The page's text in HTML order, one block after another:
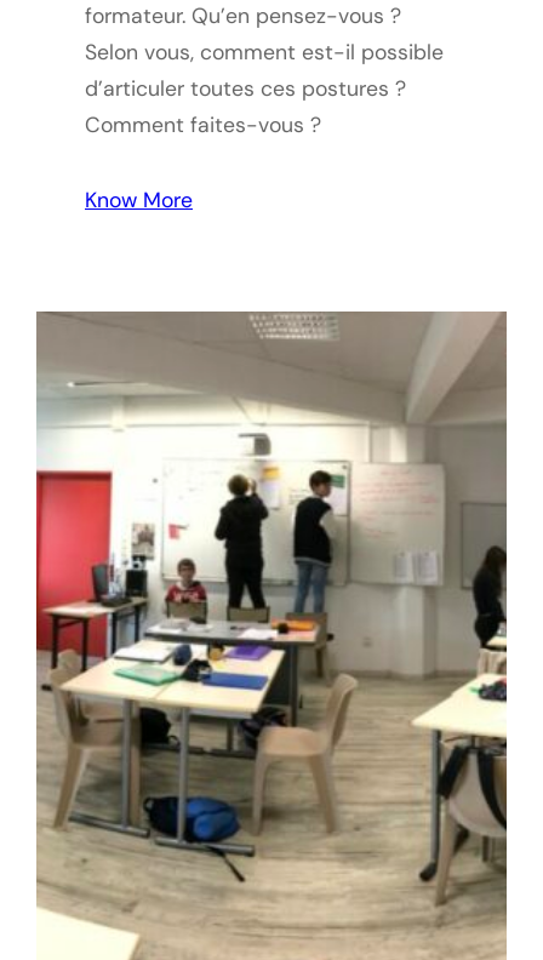
formateur. Qu’en pensez-vous ?
Selon vous, comment est-il possible
d’articuler toutes ces postures ?
Comment faites-vous ?
Know More